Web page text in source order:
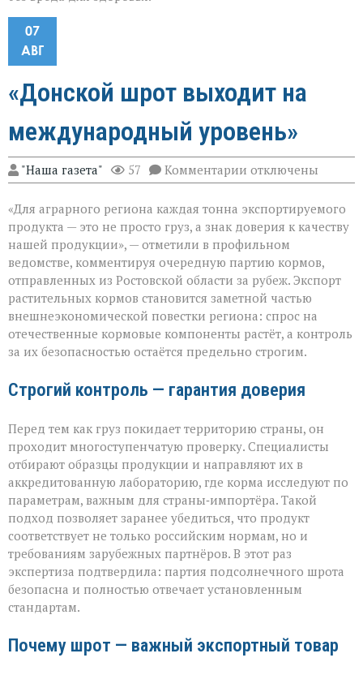
07
АВГ
«Донской шрот выходит на
международный уровень»
"Наша газета" 57 Комментарии к
записи
шрот
выходит
международный
уровень»
отключены
«Для аграрного региона каждая тонна экспортируемого
продукта — это не просто груз, а знак доверия к качеству
нашей продукции», — отметили в профильном
ведомстве, комментируя очередную партию кормов,
отправленных из Ростовской области за рубеж. Экспорт
растительных кормов становится заметной частью
внешнеэкономической повестки региона: спрос на
отечественные кормовые компоненты растёт, а контроль
за их безопасностью остаётся предельно строгим.
Строгий контроль — гарантия доверия
Перед тем как груз покидает территорию страны, он
проходит многоступенчатую проверку. Специалисты
отбирают образцы продукции и направляют их в
аккредитованную лабораторию, где корма исследуют по
параметрам, важным для страны‑импортёра. Такой
подход позволяет заранее убедиться, что продукт
соответствует не только российским нормам, но и
требованиям зарубежных партнёров. В этот раз
экспертиза подтвердила: партия подсолнечного шрота
безопасна и полностью отвечает установленным
стандартам.
Почему шрот — важный экспортный товар